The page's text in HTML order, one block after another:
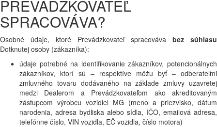
PREVÁDZKOVATEĽ
SPRACOVÁVA?
Osobné údaje, ktoré Prevádzkovateľ spracováva bez súhlasu
Dotknutej osoby (zákazníka):
údaje potrebné na identifikovanie zákazníkov, potencionálnych
zákazníkov, ktorí sú – respektíve môžu byť – odberateľmi
zmluvného tovaru dodávaného na základe zmluvy uzavretej
medzi Dealerom a Prevádzkovateľom ako akreditovaným
zástupcom výrobcu vozidiel MG (meno a priezvisko, dátum
narodenia, adresa bydliska alebo sídla, IČO, emailová adresa,
telefónne číslo, VIN vozidla, EČ vozidla, číslo motora)